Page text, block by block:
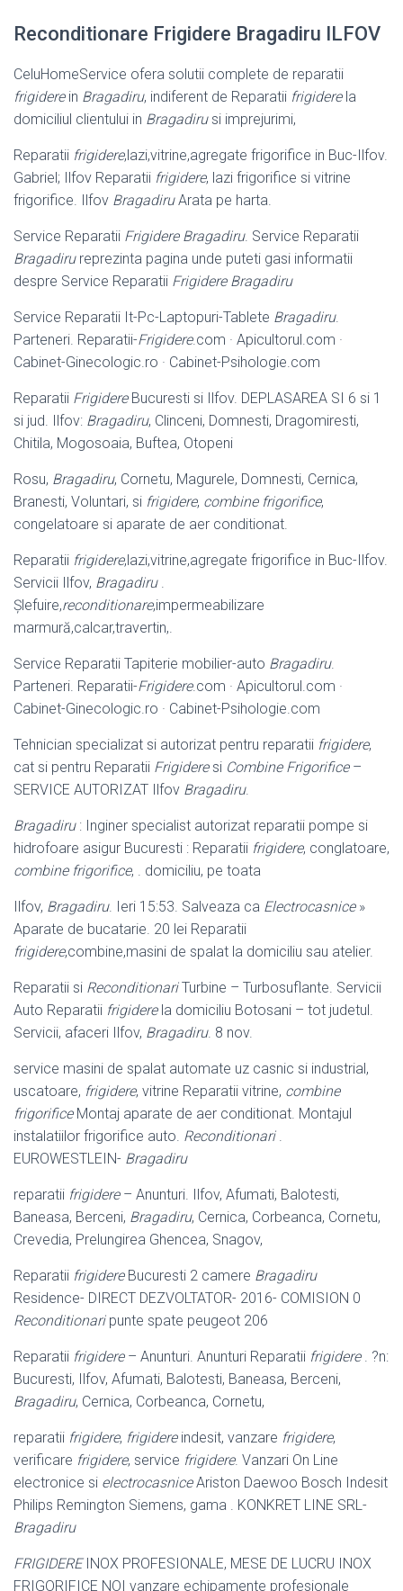
Reconditionare Frigidere Bragadiru ILFOV
CeluHomeService ofera solutii complete de reparatii
frigiderein Bragadiru, indiferent de Reparatii frigiderela
domiciliul clientului in Bragadirusi imprejurimi,
Reparatii frigidere,lazi,vitrine,agregate frigorifice in Buc-Ilfov.
Gabriel; Ilfov Reparatii frigidere, lazi frigorifice si vitrine
frigorifice. Ilfov BragadiruArata pe harta.
Service Reparatii Frigidere Bragadiru. Service Reparatii
Bragadirureprezinta pagina unde puteti gasi informatii
despre Service Reparatii Frigidere Bragadiru
Service Reparatii It-Pc-Laptopuri-Tablete Bragadiru.
Parteneri. Reparatii-Frigidere.com · Apicultorul.com ·
Cabinet-Ginecologic.ro · Cabinet-Psihologie.com
Reparatii FrigidereBucuresti si Ilfov. DEPLASAREA SI 6 si 1
si jud. Ilfov: Bragadiru, Clinceni, Domnesti, Dragomiresti,
Chitila, Mogosoaia, Buftea, Otopeni
Rosu, Bragadiru, Cornetu, Magurele, Domnesti, Cernica,
Branesti, Voluntari, si frigidere, combine frigorifice,
congelatoare si aparate de aer conditionat.
Reparatii frigidere,lazi,vitrine,agregate frigorifice in Buc-Ilfov.
Servicii Ilfov, Bragadiru.
Șlefuire,reconditionare,impermeabilizare
marmură,calcar,travertin,.
Service Reparatii Tapiterie mobilier-auto Bragadiru.
Parteneri. Reparatii-Frigidere.com · Apicultorul.com ·
Cabinet-Ginecologic.ro · Cabinet-Psihologie.com
Tehnician specializat si autorizat pentru reparatii frigidere,
cat si pentru Reparatii Frigideresi Combine Frigorifice–
SERVICE AUTORIZAT Ilfov Bragadiru.
Bragadiru: Inginer specialist autorizat reparatii pompe si
hidrofoare asigur Bucuresti : Reparatii frigidere, conglatoare,
combine frigorifice, . domiciliu, pe toata
Ilfov, Bragadiru. Ieri 15:53. Salveaza ca Electrocasnice»
Aparate de bucatarie. 20 lei Reparatii
frigidere,combine,masini de spalat la domiciliu sau atelier.
Reparatii si ReconditionariTurbine – Turbosuflante. Servicii
Auto Reparatii frigiderela domiciliu Botosani – tot judetul.
Servicii, afaceri Ilfov, Bragadiru. 8 nov.
service masini de spalat automate uz casnic si industrial,
uscatoare, frigidere, vitrine Reparatii vitrine, combine
frigorificeMontaj aparate de aer conditionat. Montajul
instalatiilor frigorifice auto. Reconditionari.
EUROWESTLEIN- Bragadiru
reparatii frigidere– Anunturi. Ilfov, Afumati, Balotesti,
Baneasa, Berceni, Bragadiru, Cernica, Corbeanca, Cornetu,
Crevedia, Prelungirea Ghencea, Snagov,
Reparatii frigidereBucuresti 2 camere Bragadiru
Residence- DIRECT DEZVOLTATOR- 2016- COMISION 0
Reconditionaripunte spate peugeot 206
Reparatii frigidere– Anunturi. Anunturi Reparatii frigidere. ?n:
Bucuresti, Ilfov, Afumati, Balotesti, Baneasa, Berceni,
Bragadiru, Cernica, Corbeanca, Cornetu,
reparatii frigidere, frigidereindesit, vanzare frigidere,
verificare frigidere, service frigidere. Vanzari On Line
electronice si electrocasniceAriston Daewoo Bosch Indesit
Philips Remington Siemens, gama . KONKRET LINE SRL-
Bragadiru
FRIGIDEREINOX PROFESIONALE, MESE DE LUCRU INOX
FRIGORIFICE NOI vanzare echipamente profesionale